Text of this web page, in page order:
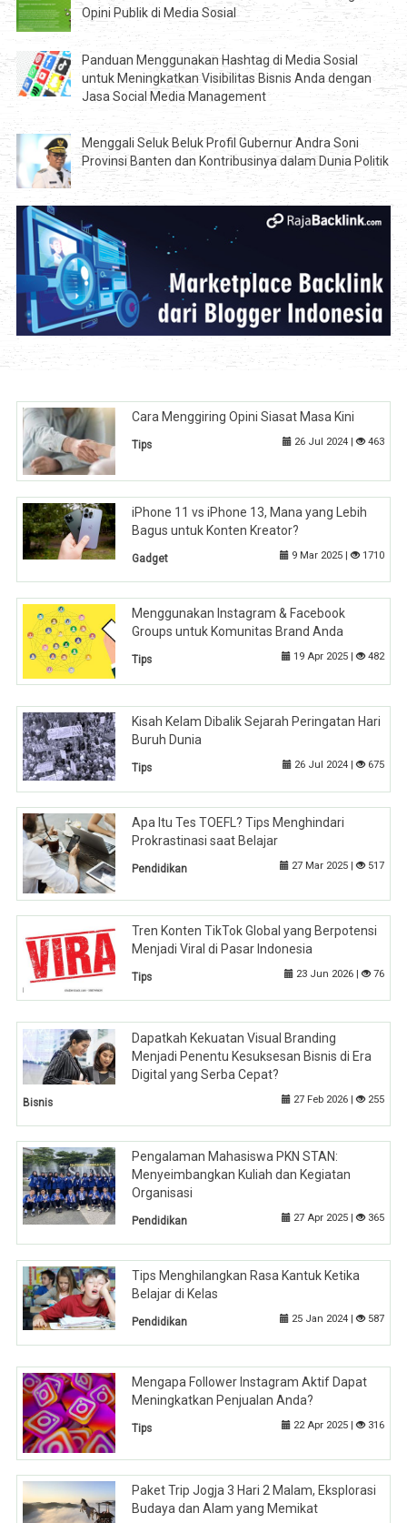
Opini Publik di Media Sosial
Panduan Menggunakan Hashtag di Media Sosial
untuk Meningkatkan Visibilitas Bisnis Anda dengan
Jasa Social Media Management
Menggali Seluk Beluk Profil Gubernur Andra Soni
Provinsi Banten dan Kontribusinya dalam Dunia Politik
Cara Menggiring Opini Siasat Masa Kini
Tips 26 Jul 2024 | 463
iPhone 11 vs iPhone 13, Mana yang Lebih
Bagus untuk Konten Kreator?
Gadget 9 Mar 2025 | 1710
Menggunakan Instagram & Facebook
Groups untuk Komunitas Brand Anda
Tips 19 Apr 2025 | 482
Kisah Kelam Dibalik Sejarah Peringatan Hari
Buruh Dunia
Tips 26 Jul 2024 | 675
Apa Itu Tes TOEFL? Tips Menghindari
Prokrastinasi saat Belajar
Pendidikan 27 Mar 2025 | 517
Tren Konten TikTok Global yang Berpotensi
Menjadi Viral di Pasar Indonesia
Tips 23 Jun 2026 | 76
Dapatkah Kekuatan Visual Branding
Menjadi Penentu Kesuksesan Bisnis di Era
Digital yang Serba Cepat?
Bisnis 27 Feb 2026 | 255
Pengalaman Mahasiswa PKN STAN:
Menyeimbangkan Kuliah dan Kegiatan
Organisasi
Pendidikan 27 Apr 2025 | 365
Tips Menghilangkan Rasa Kantuk Ketika
Belajar di Kelas
Pendidikan 25 Jan 2024 | 587
Mengapa Follower Instagram Aktif Dapat
Meningkatkan Penjualan Anda?
Tips 22 Apr 2025 | 316
Paket Trip Jogja 3 Hari 2 Malam, Eksplorasi
Budaya dan Alam yang Memikat